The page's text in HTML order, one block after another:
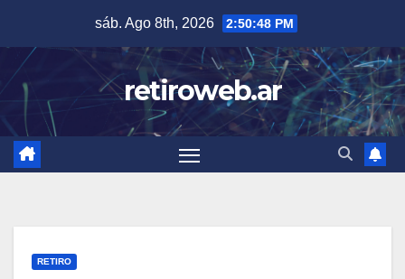
content
sáb. Ago 8th, 2026 2:50:49 PM
retiroweb.ar
RETIRO